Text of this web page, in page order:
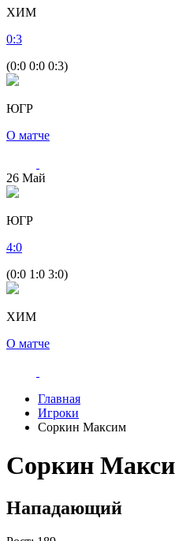
ХИМ
0:3
(0:0 0:0 0:3)
ЮГР
О матче
26 Май
ЮГР
4:0
(0:0 1:0 3:0)
ХИМ
О матче
Главная
Игроки
Соркин Максим
Соркин
Нападающий